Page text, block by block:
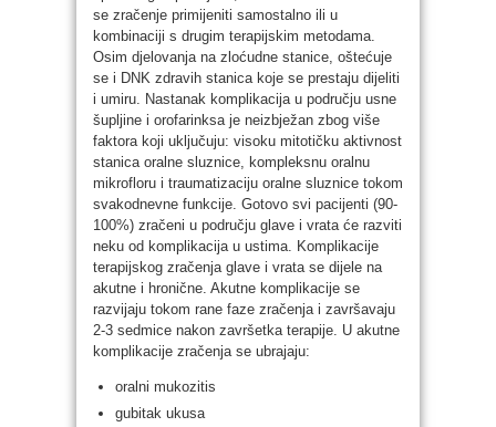
se zračenje primijeniti samostalno ili u
kombinaciji s drugim terapijskim metodama.
Osim djelovanja na zloćudne stanice, oštećuje
se i DNK zdravih stanica koje se prestaju dijeliti
i umiru. Nastanak komplikacija u području usne
šupljine i orofarinksa je neizbježan zbog više
faktora koji uključuju: visoku mitotičku aktivnost
stanica oralne sluznice, kompleksnu oralnu
mikrofloru i traumatizaciju oralne sluznice tokom
svakodnevne funkcije. Gotovo svi pacijenti (90-
100%) zračeni u području glave i vrata će razviti
neku od komplikacija u ustima. Komplikacije
terapijskog zračenja glave i vrata se dijele na
akutne i hronične. Akutne komplikacije se
razvijaju tokom rane faze zračenja i završavaju
2-3 sedmice nakon završetka terapije. U akutne
komplikacije zračenja se ubrajaju:
oralni mukozitis
gubitak ukusa